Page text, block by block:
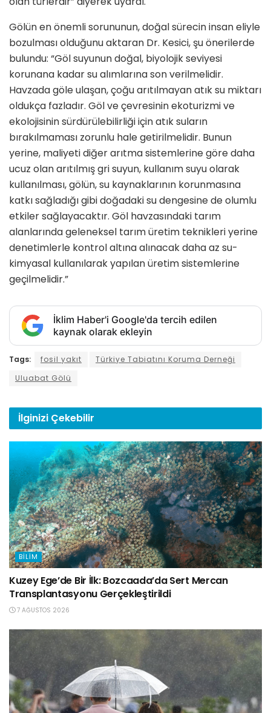
Gölün en önemli sorununun, doğal sürecin insan eliyle
bozulması olduğunu aktaran Dr. Kesici, şu önerilerde
bulundu: “Göl suyunun doğal, biyolojik seviyesi
korunana kadar su alımlarına son verilmelidir.
Havzada göle ulaşan, çoğu arıtılmayan atık su miktarı
oldukça fazladır. Göl ve çevresinin ekoturizmi ve
ekolojisinin sürdürülebilirliği için atık suların
bırakılmaması zorunlu hale getirilmelidir. Bunun
yerine, maliyeti diğer arıtma sistemlerine göre daha
ucuz olan arıtılmış gri suyun, kullanım suyu olarak
kullanılması, gölün, su kaynaklarının korunmasına
katkı sağladığı gibi doğadaki su dengesine de olumlu
etkiler sağlayacaktır. Göl havzasındaki tarım
alanlarında geleneksel tarım üretim teknikleri yerine
denetimlerle kontrol altına alınacak daha az su-
kimyasal kullanılarak yapılan üretim sistemlerine
geçilmelidir.”
İklim Haber'i Google'da tercih edilen
kaynak olarak ekleyin
Tags: fosil yakıt
Türkiye Tabiatını Koruma Derneği
Uluabat Gölü
İlginizi Çekebilir
BILIM
Kuzey Ege’de Bir İlk: Bozcaada’da Sert Mercan
Transplantasyonu Gerçekleştirildi
7 AĞUSTOS 2026